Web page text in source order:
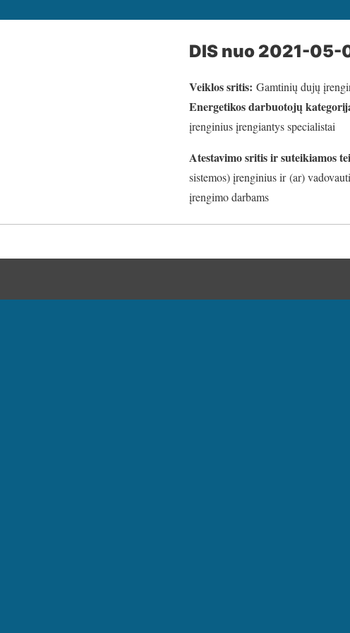
DIS nuo 2021-05-
Veiklos sritis: Gamtinių dujų
Energetikos darbuotojų
įrenginius įrengiantys specialistai
Atestavimo sritis ir suteikiamos
sistemos) įrenginius ir (ar)
įrengimo darbams